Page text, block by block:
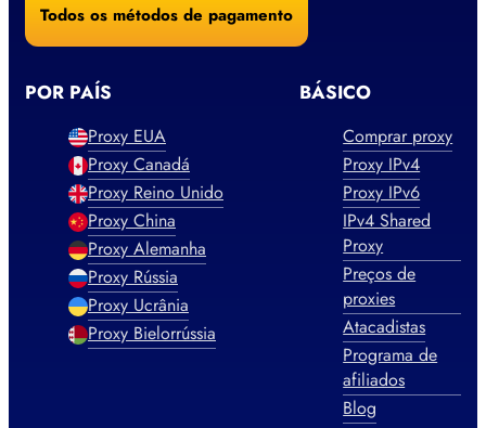
Todos os métodos de pagamento
POR PAÍS
Proxy EUA
Proxy Canadá
Proxy Reino Unido
Proxy China
Proxy Alemanha
Proxy Rússia
Proxy Ucrânia
Proxy Bielorrússia
BÁSICO
Comprar proxy
Proxy IPv4
Proxy IPv6
IPv4 Shared
Proxy
Preços de
proxies
Atacadistas
Programa de
afiliados
Blog